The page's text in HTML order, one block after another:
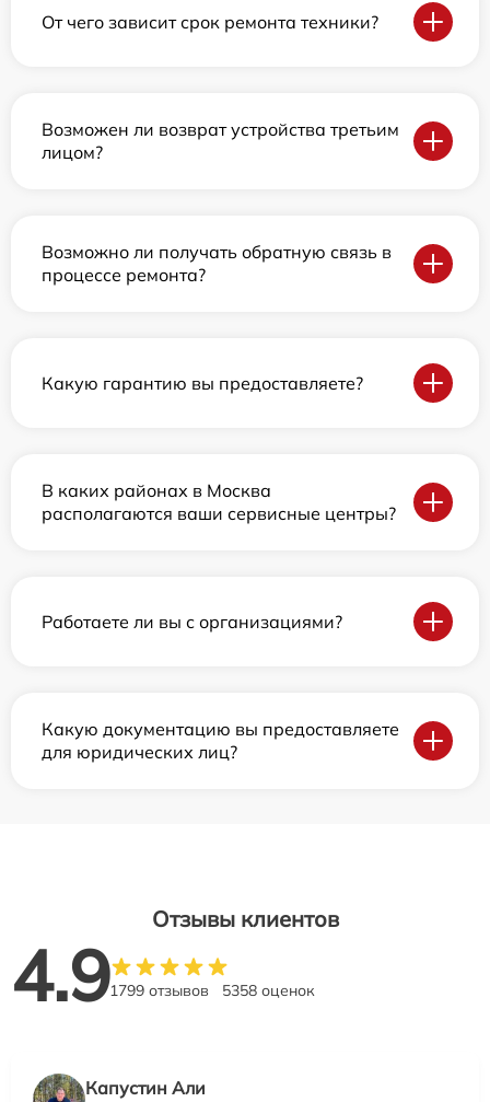
От чего зависит срок ремонта техники?
Возможен ли возврат устройства третьим
лицом?
Возможно ли получать обратную связь в
процессе ремонта?
Какую гарантию вы предоставляете?
В каких районах в Москва
располагаются ваши сервисные центры?
Работаете ли вы с организациями?
Какую документацию вы предоставляете
для юридических лиц?
Отзывы клиентов
4.91799 отзывов 5358 оценок
Капустин Али